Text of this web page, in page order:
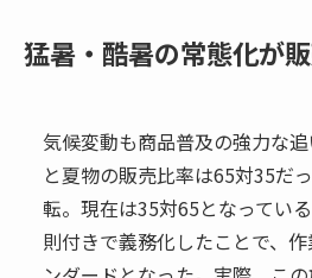
猛暑・酷暑の常態化が
気候変動も商品普及の強力な
と夏物の販売比率は65対35だ
転。現在は35対65となってい
則付きで義務化したことで、